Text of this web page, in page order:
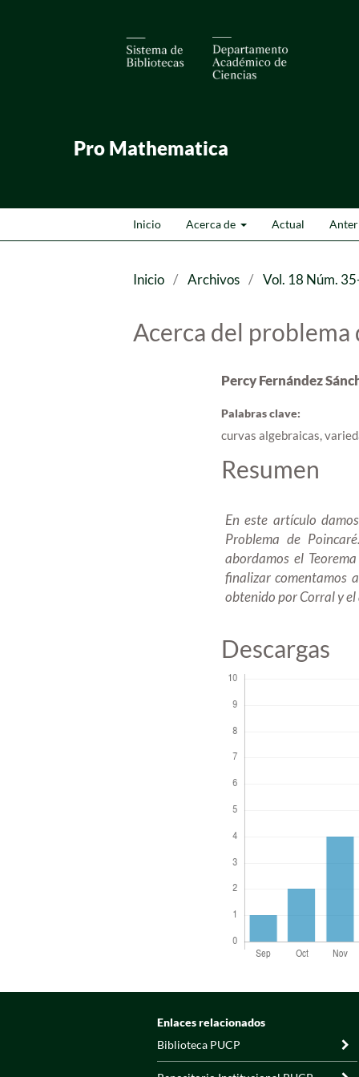
Pro Mathematica
Inicio Acerca de Actual
Inicio / Archivos / Vol. 18 Núm.
Acerca del problema
Percy Fernández
Palabras clave:
curvas algebraicas,
Resumen
En este artículo
Problema de
abordamos el
finalizar comentamos
obtenido por Corralyel
Descargas
Enlaces relacionados
Biblioteca PUCP